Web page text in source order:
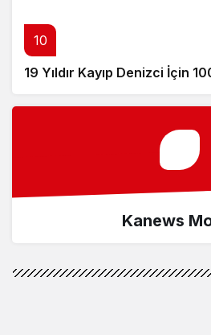
10
19 Yıldır Kayıp Denizci İçin
Kanews